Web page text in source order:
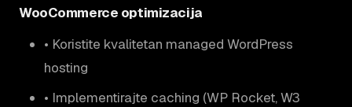
WooCommerce optimizacija
• Koristite kvalitetan managed WordPress
hosting
• Implementirajte caching (WP Rocket, W3